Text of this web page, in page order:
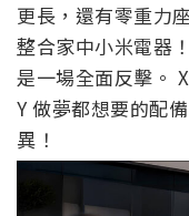
更長，還有零重力
整合家中小米電器
是一場全面反擊。
Y 做夢都想要的配
異！